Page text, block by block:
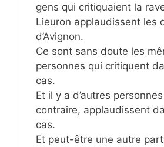
gens qui critiquaient la
Lieuron applaudissent les
d’Avignon.
Ce sont sans doute les
personnes qui critiquent
cas.
Et il y a d’autres
contraire, applaudissent
cas.
Et peut-être une autre